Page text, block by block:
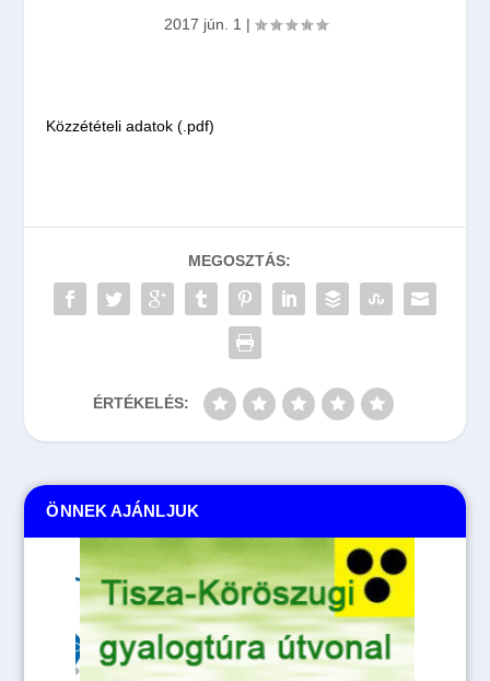
2017 jún. 1 |
Közzétételi adatok (.pdf)
MEGOSZTÁS:
ÉRTÉKELÉS:
ÖNNEK AJÁNLJUK